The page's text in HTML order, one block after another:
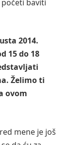
baviti
2014.
15 do 18
Želimo ti
ovom
mene je još